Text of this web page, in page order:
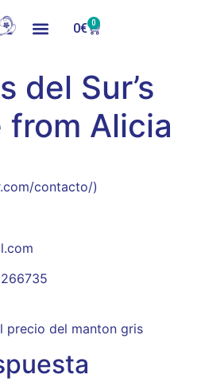
0€ 0
del Sur’s
from Alicia
contacto/)
precio del manton gris